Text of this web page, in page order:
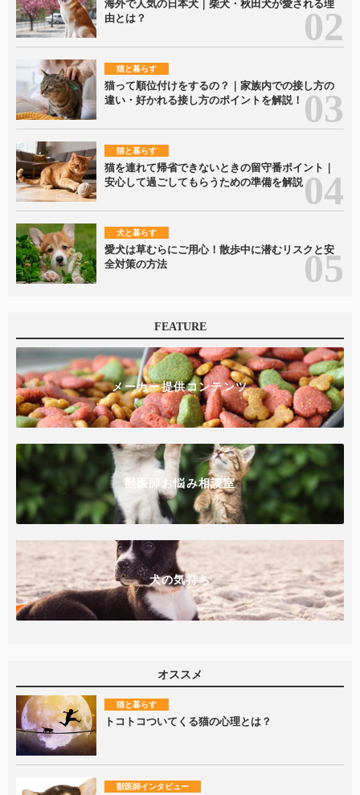
海外で人気の日本犬｜柴犬・秋田犬が愛される理
由とは？
猫と暮らす
猫って順位付けをするの？｜家族内での接し方の
違い・好かれる接し方のポイントを解説！
猫と暮らす
猫を連れて帰省できないときの留守番ポイント｜
安心して過ごしてもらうための準備を解説
犬と暮らす
愛犬は草むらにご用心！散歩中に潜むリスクと安
全対策の方法
FEATURE
メーカー提供コンテンツ
獣医師お悩み相談室
犬の気持ち
オススメ
猫と暮らす
トコトコついてくる猫の心理とは？
獣医師インタビュー